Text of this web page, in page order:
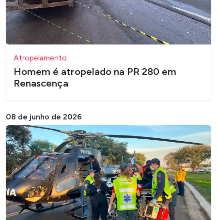
Atropelamento
Homem é atropelado na PR 280 em
Renascença
08 de junho de 2026